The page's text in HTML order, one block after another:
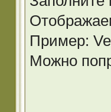
Пример:
Можно